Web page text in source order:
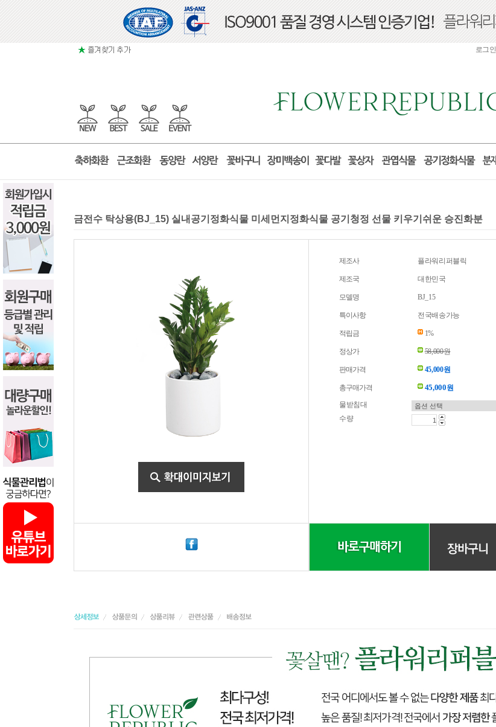
로그인
금전수 탁상용(BJ_15) 실내공기정화식물 미세먼지정화식물 공기청정 선물 키우기쉬운 승진화분
제조사 플라워리퍼블릭
제조국 대한민국
모델명 BJ_15
특이사항 전국배송가능
적립금 1%
정상가 58,000원
판매가격 45,000원
총구매가격 45,000원
물받침대
수량